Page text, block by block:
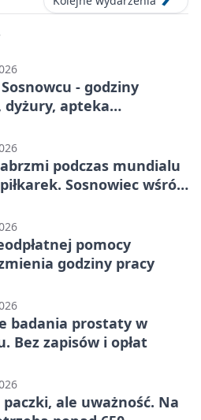
- godziny
apteka
podczas mundialu
Sosnowiec wśród
pomocy
godziny pracy
badania prostaty w
Bez zapisów i opłat
ale uważność. Na